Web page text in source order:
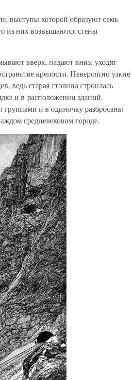
выступы которой образуют семь
из них возвышаются стены
вверх, падают вниз, уходят
крепости. Невероятно узкие
ведь старая столица строилась
и в расположении зданий.
и в одиночку разбросаны
средневековом городе.